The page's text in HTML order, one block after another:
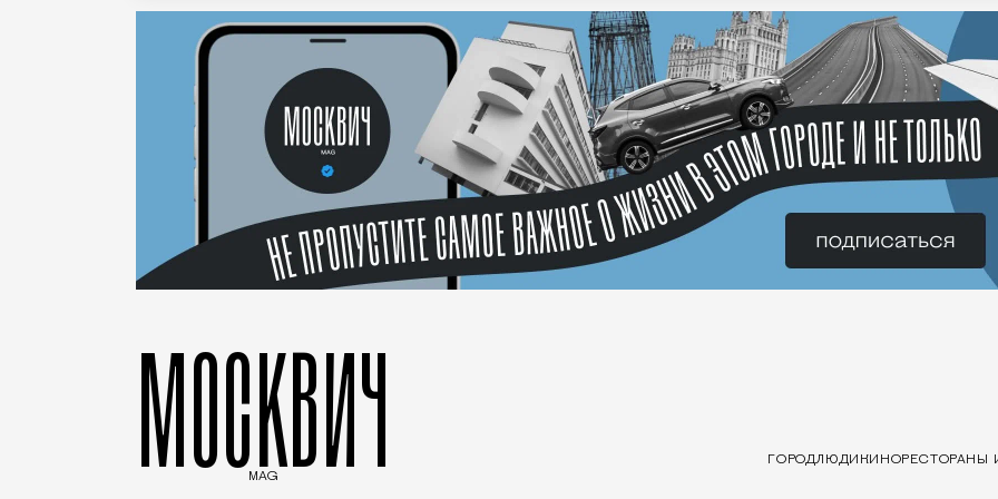
МОСКВИЧ
MAG
ГОРОДЛЮДИ КИНОРЕСТОРАНЫ